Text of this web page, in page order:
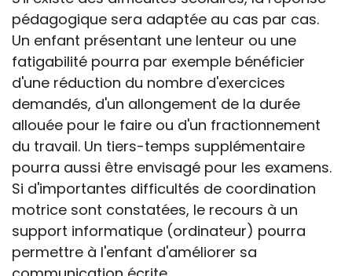
pédagogique sera adaptée au cas par cas.
Un enfant présentant une lenteur ou une
fatigabilité pourra par exemple bénéficier
d'une réduction du nombre d'exercices
demandés, d'un allongement de la durée
allouée pour le faire ou d'un fractionnement
du travail. Un tiers-temps supplémentaire
pourra aussi être envisagé pour les examens.
Si d'importantes difficultés de coordination
motrice sont constatées, le recours à un
support informatique (ordinateur) pourra
permettre à l'enfant d'améliorer sa